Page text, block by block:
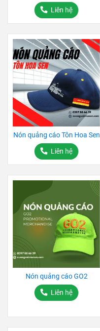
Liên hệ
Nón quảng cáo Tôn Hoa Sen
Liên hệ
Nón quảng cáo GO2
Liên hệ